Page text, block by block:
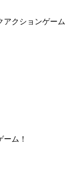
アクションゲーム
ム！